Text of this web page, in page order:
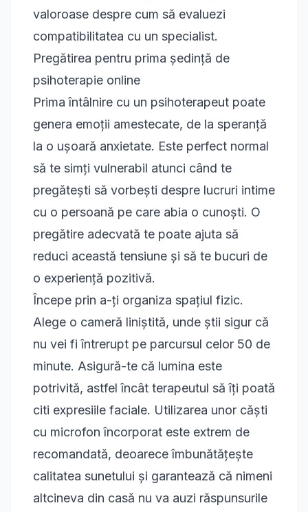
valoroase despre cum să evaluezi
compatibilitatea cu un specialist.
Pregătirea pentru prima ședință de
psihoterapie online
Prima întâlnire cu un psihoterapeut poate
genera emoții amestecate, de la speranță
la o ușoară anxietate. Este perfect normal
să te simți vulnerabil atunci când te
pregătești să vorbești despre lucruri intime
cu o persoană pe care abia o cunoști. O
pregătire adecvată te poate ajuta să
reduci această tensiune și să te bucuri de
o experiență pozitivă.
Începe prin a-ți organiza spațiul fizic.
Alege o cameră liniștită, unde știi sigur că
nu vei fi întrerupt pe parcursul celor 50 de
minute. Asigură-te că lumina este
potrivită, astfel încât terapeutul să îți poată
citi expresiile faciale. Utilizarea unor căști
cu microfon încorporat este extrem de
recomandată, deoarece îmbunătățește
calitatea sunetului și garantează că nimeni
altcineva din casă nu va auzi răspunsurile